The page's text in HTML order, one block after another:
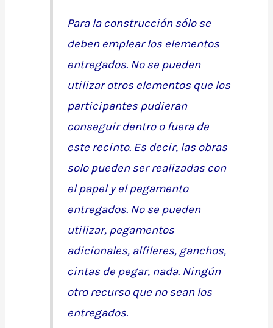
Para la construcción sólo se
deben emplear los elementos
entregados. No se pueden
utilizar otros elementos que los
participantes pudieran
conseguir dentro o fuera de
este recinto. Es decir, las obras
solo pueden ser realizadas con
el papel y el pegamento
entregados. No se pueden
utilizar, pegamentos
adicionales, alfileres, ganchos,
cintas de pegar, nada. Ningún
otro recurso que no sean los
entregados.